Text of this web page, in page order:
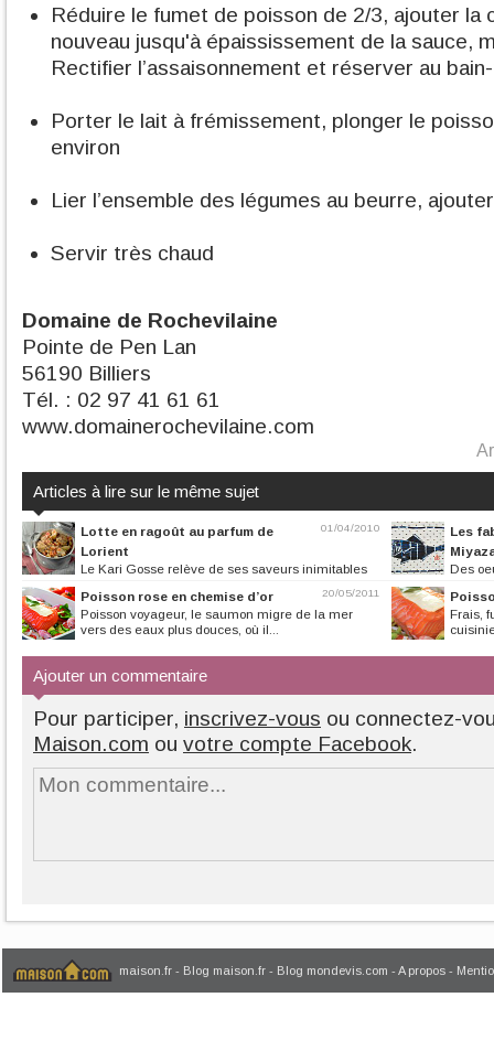
Réduire le fumet de poisson de 2/3, ajouter la
nouveau jusqu'à épaississement de la sauce,
Rectifier l’assaisonnement et réserver au
Porter le lait à frémissement, plonger le
environ
Lier l’ensemble des légumes au beurre,
Servir très chaud
Domaine de Rochevilaine
Pointe de Pen Lan
56190 Billiers
Tél. : 02 97 41 61 61
www.domainerochevilaine.com
Articles à lire sur le même sujet
01/04/2010
Lotte en ragoût au parfum de
Lorient
Le Kari Gosse relève de ses saveurs inimitables
les plats de poissons et de...
Les
Des
exposés pour la
20/05/2011
Poisson rose en chemise d’or
Poisson voyageur, le saumon migre de la mer
vers des eaux plus douces, où il...
Frais,
Ajouter un commentaire
Pour participer, inscrivez-vous ou connectez-
Maison.com ou votre compte Facebook.
maison.fr - Blog maison.fr - Blog mondevis.com - A propos -